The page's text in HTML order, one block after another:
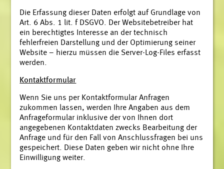
Die Erfassung dieser Daten erfolgt auf Grundlage von
Art. 6 Abs. 1 lit. f DSGVO. Der Websitebetreiber hat
ein berechtigtes Interesse an der technisch
fehlerfreien Darstellung und der Optimierung seiner
Website – hierzu müssen die Server-Log-Files erfasst
werden.
Kontaktformular
Wenn Sie uns per Kontaktformular Anfragen
zukommen lassen, werden Ihre Angaben aus dem
Anfrageformular inklusive der von Ihnen dort
angegebenen Kontaktdaten zwecks Bearbeitung der
Anfrage und für den Fall von Anschlussfragen bei uns
gespeichert. Diese Daten geben wir nicht ohne Ihre
Einwilligung weiter.